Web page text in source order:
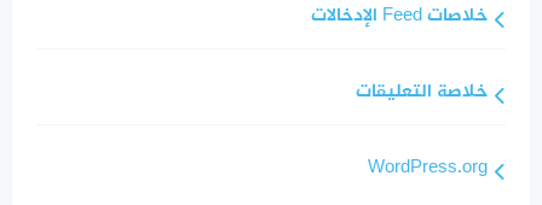
خلاصات Feed الإدخالات
خلاصة التعليقات
WordPress.org